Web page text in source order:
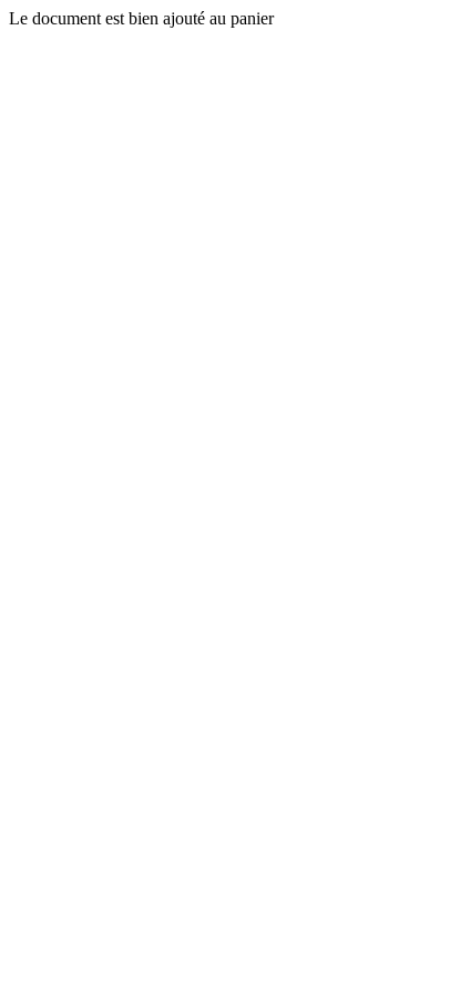
Le document est bien ajouté au panier